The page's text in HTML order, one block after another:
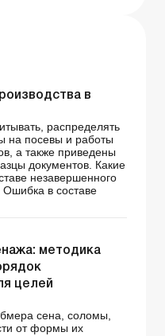
в
распределять
на посевы и работы
а также приведены
документов. Какие
незавершенного
Ошибка в составе
методика
целей
сена, соломы,
от формы их